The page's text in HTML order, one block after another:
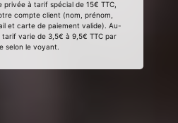
à tarif spécial de 15€ TTC,
compte client (nom, prénom,
et carte de paiement valide). Au-
tarif varie de 3,5€ à 9,5€ TTC par
selon le voyant.